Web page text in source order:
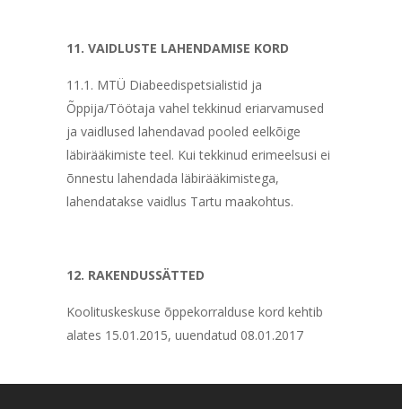
11. VAIDLUSTE LAHENDAMISE KORD
11.1. MTÜ Diabeedispetsialistid ja
Õppija/Töötaja vahel tekkinud eriarvamused
ja vaidlused lahendavad pooled eelkõige
läbirääkimiste teel. Kui tekkinud erimeelsusi ei
õnnestu lahendada läbirääkimistega,
lahendatakse vaidlus Tartu maakohtus.
12. RAKENDUSSÄTTED
Koolituskeskuse õppekorralduse kord kehtib
alates 15.01.2015, uuendatud 08.01.2017